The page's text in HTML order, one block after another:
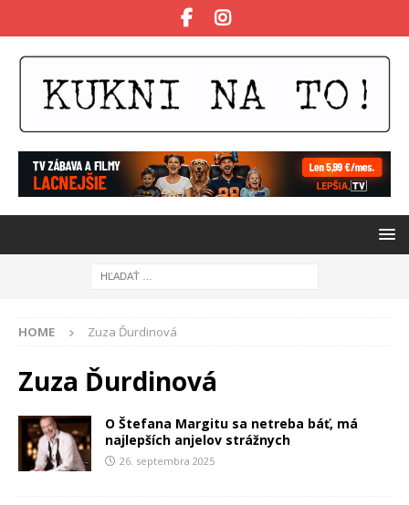
HOME Zuza Ďurdinová
Zuza Ďurdinová
O Štefana Margitu sa netreba báť, má
najlepších anjelov strážnych
26. septembra 2025